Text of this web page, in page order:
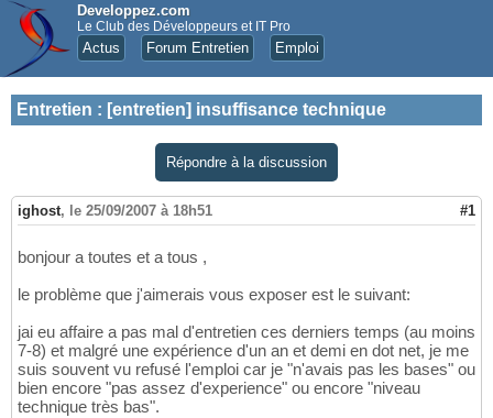
Developpez.com
Le Club des Développeurs et IT Pro
Actus Forum Entretien Emploi
Entretien : [entretien] insuffisance technique
Répondre à la discussion
ighost, le 25/09/2007 à 18h51 #1
bonjour a toutes et a tous ,
le problème que j'aimerais vous exposer est le suivant:
jai eu affaire a pas mal d'entretien ces derniers temps (au moins
7-8) et malgré une expérience d'un an et demi en dot net, je me
suis souvent vu refusé l'emploi car je "n'avais pas les bases" ou
bien encore "pas assez d'experience" ou encore "niveau
technique très bas".